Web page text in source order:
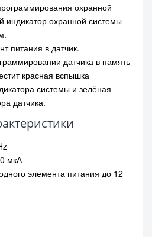
охранной
индикатор охранной системы
питания в датчик.
датчика в память
красная вспышка
системы и зелёная
датчика.
мкА
элемента питания до 12